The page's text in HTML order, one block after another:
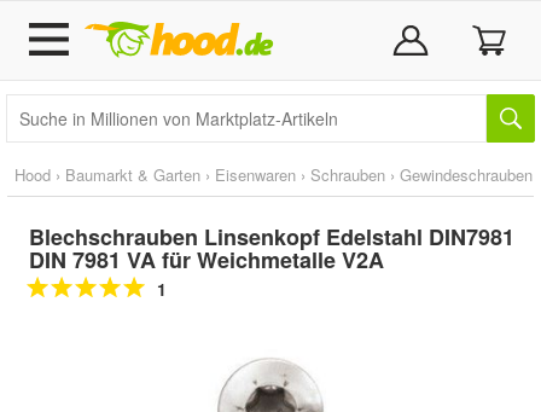
Hood › Baumarkt & Garten › Eisenwaren › Schrauben › Gewindeschrauben
Blechschrauben Linsenkopf Edelstahl DIN7981
DIN 7981 VA für Weichmetalle V2A
1